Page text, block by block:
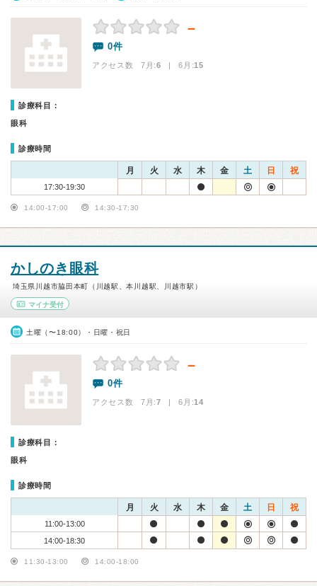
－
0件
アクセス数 7月:6 | 6月:15
診療科目：
眼科
診療時間
月 火 水 木 金 土 日 祝
17:30-19:30
14:00-17:00 14:30-17:30
かしのき眼科
埼玉県川越市脇田本町（川越駅、本川越駅、川越市駅）
マイナ受付
土曜（〜18:00）・日曜・祝日
－
0件
アクセス数 7月:7 | 6月:14
診療科目：
眼科
診療時間
月 火 水 木 金 土 日 祝
11:00-13:00
14:00-18:30
11:30-13:00 14:00-18:00